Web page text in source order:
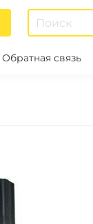
Обратная связь